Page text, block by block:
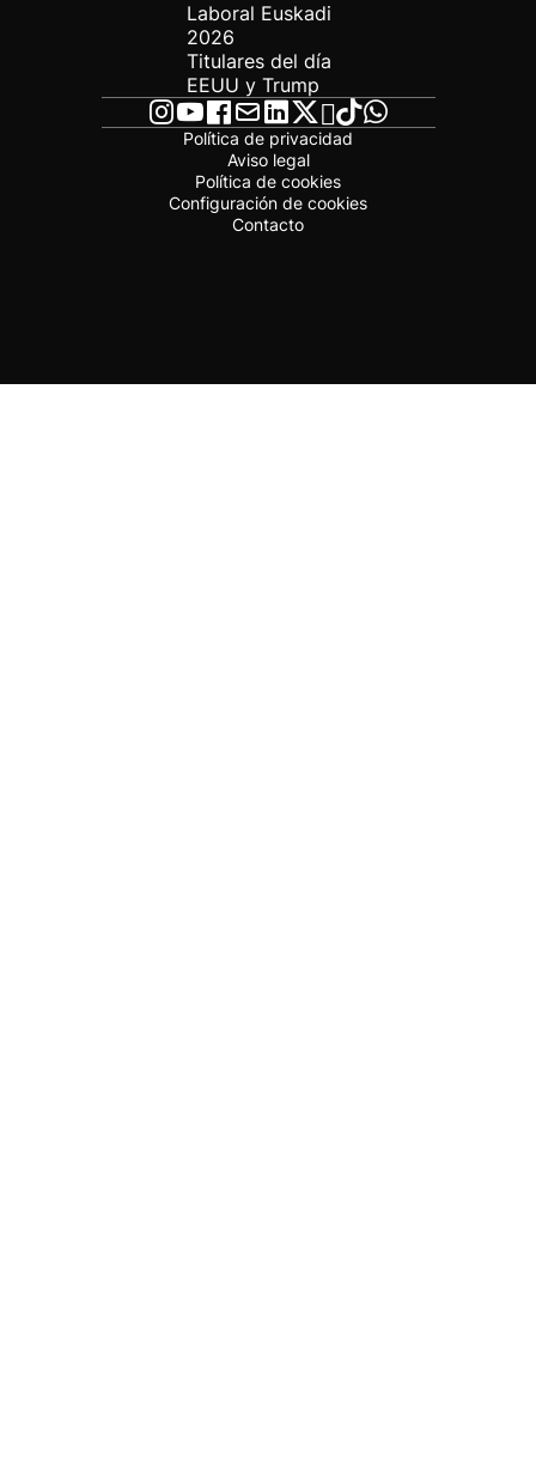
Laboral Euskadi
2026
Titulares del día
EEUU y Trump
Política de privacidad
Aviso legal
Política de cookies
Configuración de cookies
Contacto